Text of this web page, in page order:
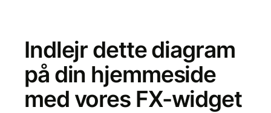
Indlejr dette diagram
på din hjemmeside
med vores FX-widget